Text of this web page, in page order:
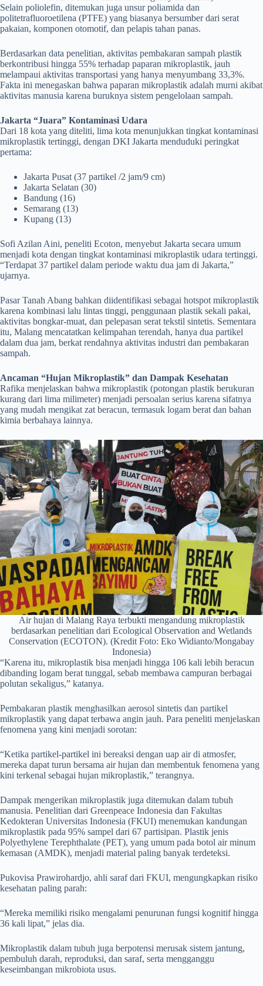
Selain poliolefin, ditemukan juga unsur poliamida dan
politetrafluoroetilena (PTFE) yang biasanya bersumber dari serat
pakaian, komponen otomotif, dan pelapis tahan panas.
Berdasarkan data penelitian, aktivitas pembakaran sampah plastik
berkontribusi hingga 55% terhadap paparan mikroplastik, jauh
melampaui aktivitas transportasi yang hanya menyumbang 33,3%.
Fakta ini menegaskan bahwa paparan mikroplastik adalah murni akibat
aktivitas manusia karena buruknya sistem pengelolaan sampah.
Jakarta “Juara” Kontaminasi Udara
Dari 18 kota yang diteliti, lima kota menunjukkan tingkat kontaminasi
mikroplastik tertinggi, dengan DKI Jakarta menduduki peringkat
pertama:
Jakarta Pusat (37 partikel /2 jam/9 cm)
Jakarta Selatan (30)
Bandung (16)
Semarang (13)
Kupang (13)
Sofi Azilan Aini, peneliti Ecoton, menyebut Jakarta secara umum
menjadi kota dengan tingkat kontaminasi mikroplastik udara tertinggi.
“Terdapat 37 partikel dalam periode waktu dua jam di Jakarta,”
ujarnya.
Pasar Tanah Abang bahkan diidentifikasi sebagai hotspot mikroplastik
karena kombinasi lalu lintas tinggi, penggunaan plastik sekali pakai,
aktivitas bongkar-muat, dan pelepasan serat tekstil sintetis. Sementara
itu, Malang mencatatkan kelimpahan terendah, hanya dua partikel
dalam dua jam, berkat rendahnya aktivitas industri dan pembakaran
sampah.
Ancaman “Hujan Mikroplastik” dan Dampak Kesehatan
Rafika menjelaskan bahwa mikroplastik (potongan plastik berukuran
kurang dari lima milimeter) menjadi persoalan serius karena sifatnya
yang mudah mengikat zat beracun, termasuk logam berat dan bahan
kimia berbahaya lainnya.
Air hujan di Malang Raya terbukti mengandung mikroplastik
berdasarkan penelitian dari Ecological Observation and Wetlands
Conservation (ECOTON). (Kredit Foto: Eko Widianto/Mongabay
Indonesia)
“Karena itu, mikroplastik bisa menjadi hingga 106 kali lebih beracun
dibanding logam berat tunggal, sebab membawa campuran berbagai
polutan sekaligus,” katanya.
Pembakaran plastik menghasilkan aerosol sintetis dan partikel
mikroplastik yang dapat terbawa angin jauh. Para peneliti menjelaskan
fenomena yang kini menjadi sorotan:
“Ketika partikel-partikel ini bereaksi dengan uap air di atmosfer,
mereka dapat turun bersama air hujan dan membentuk fenomena yang
kini terkenal sebagai hujan mikroplastik,” terangnya.
Dampak mengerikan mikroplastik juga ditemukan dalam tubuh
manusia. Penelitian dari Greenpeace Indonesia dan Fakultas
Kedokteran Universitas Indonesia (FKUI) menemukan kandungan
mikroplastik pada 95% sampel dari 67 partisipan. Plastik jenis
Polyethylene Terephthalate (PET), yang umum pada botol air minum
kemasan (AMDK), menjadi material paling banyak terdeteksi.
Pukovisa Prawirohardjo, ahli saraf dari FKUI, mengungkapkan risiko
kesehatan paling parah:
“Mereka memiliki risiko mengalami penurunan fungsi kognitif hingga
36 kali lipat,” jelas dia.
Mikroplastik dalam tubuh juga berpotensi merusak sistem jantung,
pembuluh darah, reproduksi, dan saraf, serta mengganggu
keseimbangan mikrobiota usus.